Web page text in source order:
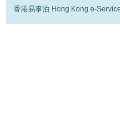
香港易事泊 Hong Kong e-